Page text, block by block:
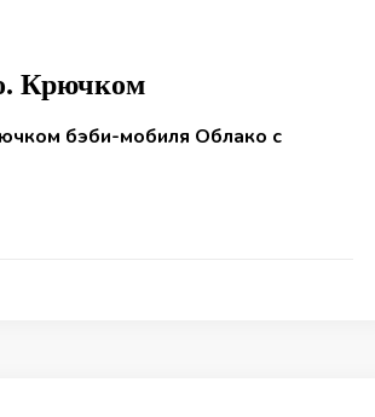
Крючком
бэби-мобиля Облако с